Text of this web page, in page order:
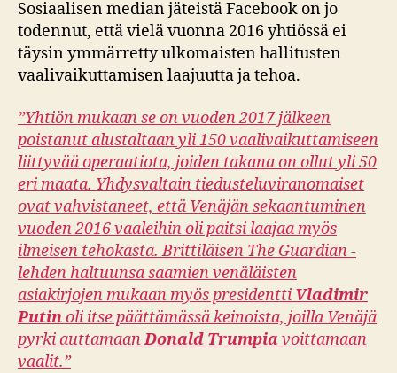
Sosiaalisen median jäteistä Facebook on jo
todennut, että vielä vuonna 2016 yhtiössä ei
täysin ymmärretty ulkomaisten hallitusten
vaalivaikuttamisen laajuutta ja tehoa.
”Yhtiön mukaan se on vuoden 2017 jälkeen
poistanut alustaltaan yli 150 vaalivaikuttamiseen
liittyvää operaatiota, joiden takana on ollut yli 50
eri maata. Yhdysvaltain tiedusteluviranomaiset
ovat vahvistaneet, että Venäjän sekaantuminen
vuoden 2016 vaaleihin oli paitsi laajaa myös
ilmeisen tehokasta. Brittiläisen The Guardian -
lehden haltuunsa saamienvenäläisten
asiakirjojen mukaan myös presidentti Vladimir
Putinoli itse päättämässä keinoista, joilla Venäjä
pyrki auttamaanDonald Trumpia voittamaan
vaalit.”